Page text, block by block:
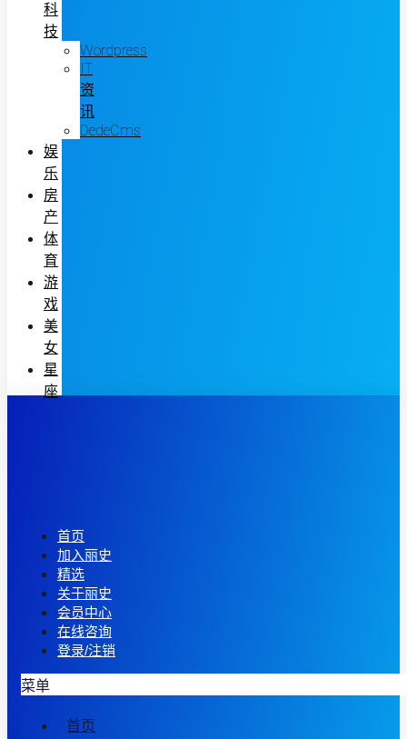
科
技
Wordpress
IT
资
讯
DedeCms
娱
乐
房
产
体
育
游
戏
美
女
星
座
首页
加入丽史
精选
关于丽史
会员中心
在线咨询
登录/注销
菜单
首页